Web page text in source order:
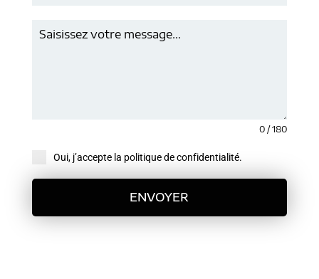
0 / 180
Oui, j’accepte la politique de confidentialité.
ENVOYER